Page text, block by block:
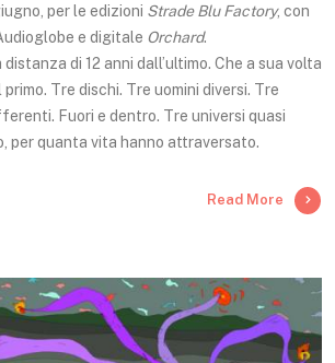
per le edizioni Strade Blu Factory, con
e digitale Orchard.
di 12 anni dall’ultimo. Che a sua volta
primo. Tre dischi. Tre uomini diversi. Tre
Fuori e dentro. Tre universi quasi
per quanta vita hanno attraversato.
Read More